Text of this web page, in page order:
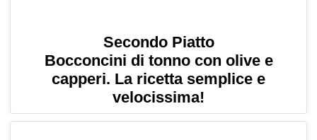
Secondo Piatto
Bocconcini di tonno con olive e
capperi. La ricetta semplice e
velocissima!